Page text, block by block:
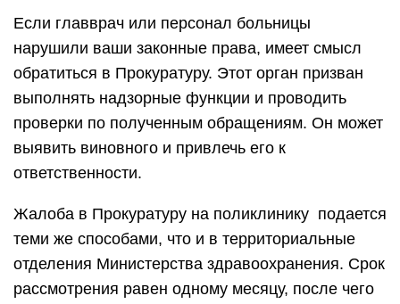
Если главврач или персонал больницы
нарушили ваши законные права, имеет смысл
обратиться в Прокуратуру. Этот орган призван
выполнять надзорные функции и проводить
проверки по полученным обращениям. Он может
выявить виновного и привлечь его к
ответственности.
Жалоба в Прокуратуру на поликлинику подается
теми же способами, что и в территориальные
отделения Министерства здравоохранения. Срок
рассмотрения равен одному месяцу, после чего